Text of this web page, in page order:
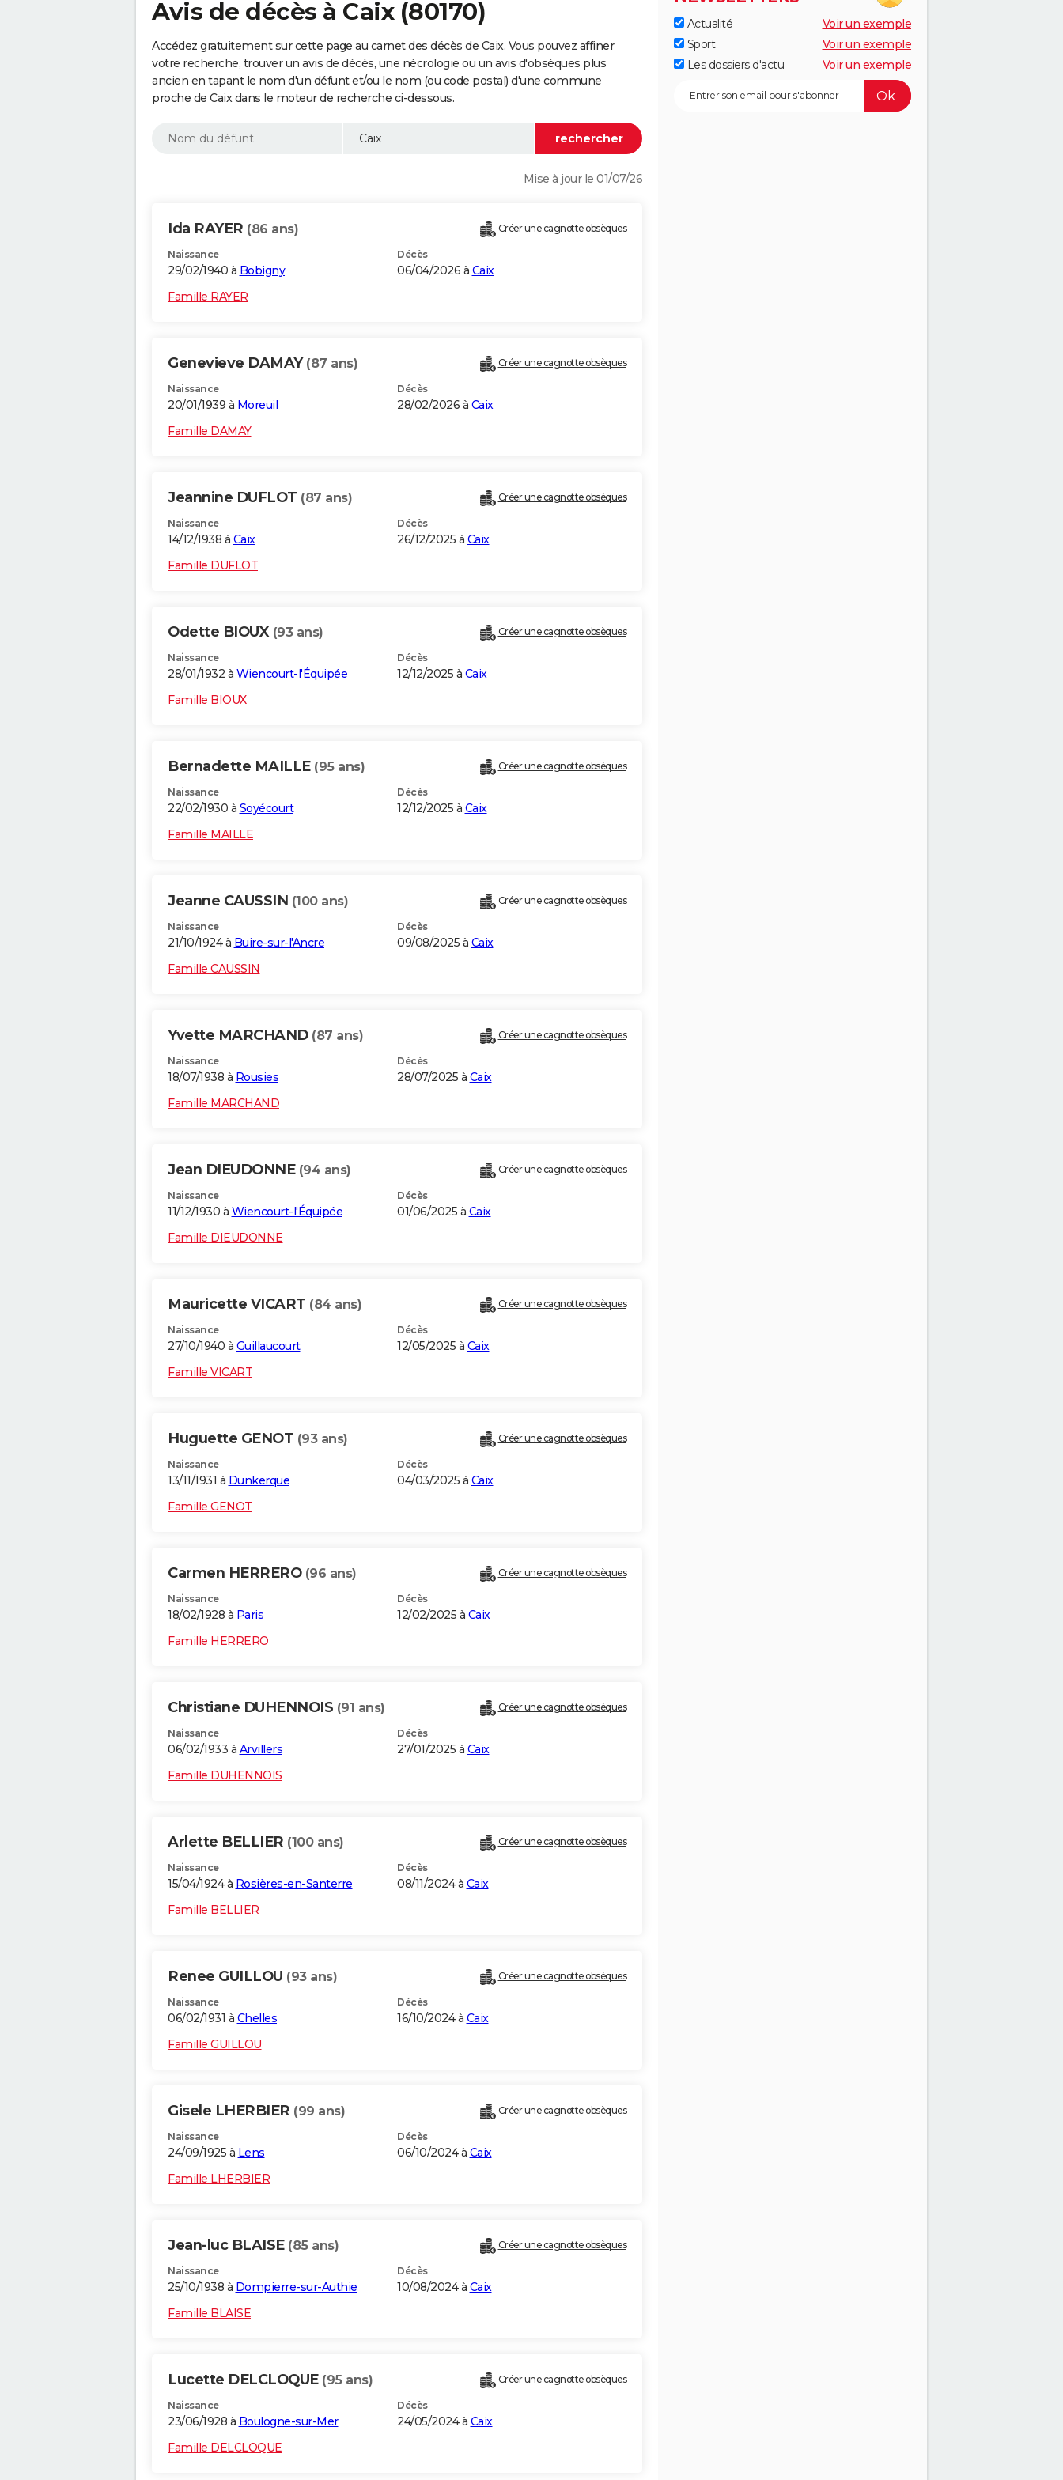
Avis de décès à Caix (80170)
Accédez gratuitement sur cette page au carnet des décès de Caix. Vous pouvez affiner
votre recherche, trouver un avis de décès, une nécrologie ou un avis d'obsèques plus
ancien en tapant le nom d'un défunt et/ou le nom (ou code postal) d'une commune
proche de Caix dans le moteur de recherche ci-dessous.
Mise à jour le 01/07/26
Ida RAYER (86 ans) Créer une cagnotte obsèques
Naissance
29/02/1940 à Bobigny
Décès
06/04/2026 à Caix
Famille RAYER
Genevieve DAMAY (87 ans) Créer une cagnotte obsèques
Naissance
20/01/1939 à Moreuil
Décès
28/02/2026 à Caix
Famille DAMAY
Jeannine DUFLOT (87 ans) Créer une cagnotte obsèques
Naissance
14/12/1938 à Caix
Décès
26/12/2025 à Caix
Famille DUFLOT
Odette BIOUX (93 ans) Créer une cagnotte obsèques
Naissance
28/01/1932 à Wiencourt-l'Équipée
Décès
12/12/2025 à Caix
Famille BIOUX
Bernadette MAILLE (95 ans) Créer une cagnotte obsèques
Naissance
22/02/1930 à Soyécourt
Décès
12/12/2025 à Caix
Famille MAILLE
Jeanne CAUSSIN (100 ans) Créer une cagnotte obsèques
Naissance
21/10/1924 à Buire-sur-l'Ancre
Décès
09/08/2025 à Caix
Famille CAUSSIN
Yvette MARCHAND (87 ans) Créer une cagnotte obsèques
Naissance
18/07/1938 à Rousies
Décès
28/07/2025 à Caix
Famille MARCHAND
Jean DIEUDONNE (94 ans) Créer une cagnotte obsèques
Naissance
11/12/1930 à Wiencourt-l'Équipée
Décès
01/06/2025 à Caix
Famille DIEUDONNE
Mauricette VICART (84 ans) Créer une cagnotte obsèques
Naissance
27/10/1940 à Guillaucourt
Décès
12/05/2025 à Caix
Famille VICART
Huguette GENOT (93 ans) Créer une cagnotte obsèques
Naissance
13/11/1931 à Dunkerque
Décès
04/03/2025 à Caix
Famille GENOT
Carmen HERRERO (96 ans) Créer une cagnotte obsèques
Naissance
18/02/1928 à Paris
Décès
12/02/2025 à Caix
Famille HERRERO
Christiane DUHENNOIS (91 ans) Créer une cagnotte obsèques
Naissance
06/02/1933 à Arvillers
Décès
27/01/2025 à Caix
Famille DUHENNOIS
Arlette BELLIER (100 ans) Créer une cagnotte obsèques
Naissance
15/04/1924 à Rosières-en-Santerre
Décès
08/11/2024 à Caix
Famille BELLIER
Renee GUILLOU (93 ans) Créer une cagnotte obsèques
Naissance
06/02/1931 à Chelles
Décès
16/10/2024 à Caix
Famille GUILLOU
Gisele LHERBIER (99 ans) Créer une cagnotte obsèques
Naissance
24/09/1925 à Lens
Décès
06/10/2024 à Caix
Famille LHERBIER
Jean-luc BLAISE (85 ans) Créer une cagnotte obsèques
Naissance
25/10/1938 à Dompierre-sur-Authie
Décès
10/08/2024 à Caix
Famille BLAISE
Lucette DELCLOQUE (95 ans) Créer une cagnotte obsèques
Naissance
23/06/1928 à Boulogne-sur-Mer
Décès
24/05/2024 à Caix
Famille DELCLOQUE
Actualité
Voir un exemple
Sport
Voir un exemple
Les dossiers d'actu
Voir un exemple